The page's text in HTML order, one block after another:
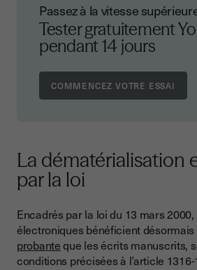
Passez à la vitesse
Tester gratuitement
pendant 14 jours
La dématérialisation
par la loi
Encadrés par la loi du 13 mars
électroniques bénéficient
probanteque les écrits manuscrits,
conditions précisées à l’article